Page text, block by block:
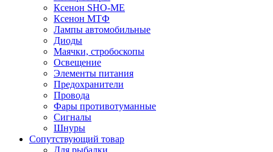
Ксенон SHO-ME
Ксенон МТФ
Лампы автомобильные
Диоды
Маячки, стробоскопы
Освещение
Элементы питания
Предохранители
Провода
Фары противотуманные
Сигналы
Шнуры
Сопутствующий товар
Для рыбалки